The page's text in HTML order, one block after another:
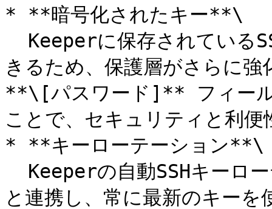
* **暗号化されたキー**\
きるため、保護層がさらに
**\[パスワード]** フィール
ことで、セキュリティと利
* **キーローテーション**\
と連携し、常に最新のキー